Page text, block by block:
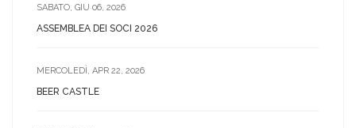
SABATO, GIU 06, 2026
ASSEMBLEA DEI SOCI 2026
MERCOLEDÌ, APR 22, 2026
BEER CASTLE